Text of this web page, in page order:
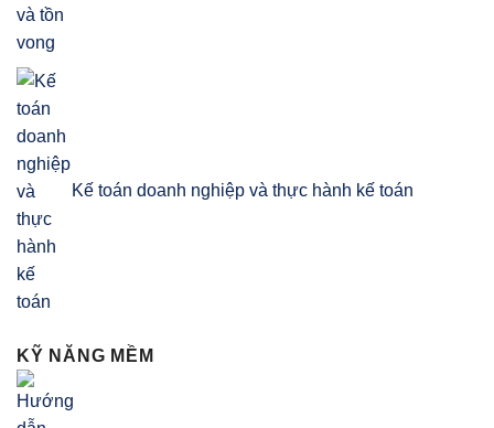
Kế toán doanh nghiệp và thực hành kế toán
KỸ NĂNG MỀM